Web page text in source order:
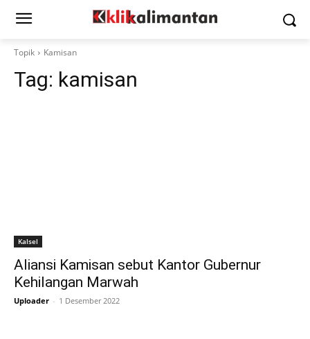
Topik Kamisan
Tag: kamisan
Kalsel
Aliansi Kamisan sebut Kantor Gubernur
Kehilangan Marwah
Uploader - 1 Desember 2022